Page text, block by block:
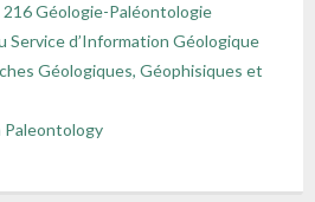
Géologie-Paléontologie
Service d’Information Géologique
Géologiques, Géophisiques et
Paleontology